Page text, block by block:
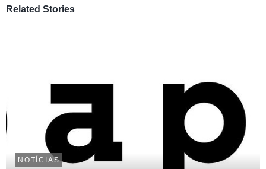
Related Stories
NOTÍCIAS